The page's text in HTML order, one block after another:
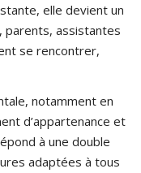
elle devient un
parents, assistantes
se rencontrer,
notamment en
d’appartenance et
à une double
adaptées à tous